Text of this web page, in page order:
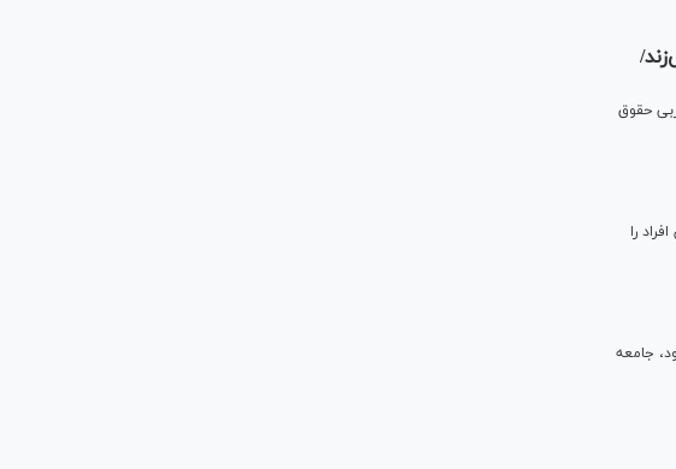
حقوق
را
جامعه